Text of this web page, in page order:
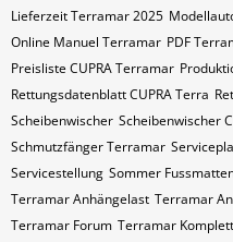
Lieferzeit Terramar 2025
Online Manuel Terramar PDF
Preisliste CUPRA Terramar
Rettungsdatenblatt CUPRA Terra
Scheibenwischer Scheibenwischer
Schmutzfänger Terramar
Servicestellung Sommer
Terramar Anhängelast Terramar
Terramar Forum Terramar